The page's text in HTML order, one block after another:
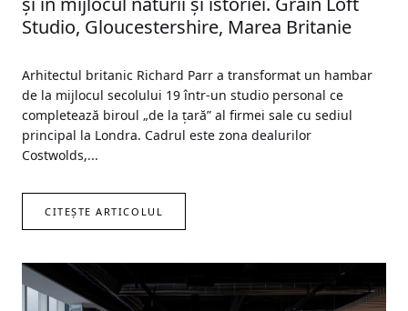
Studio, Gloucestershire, Marea Britanie
Arhitectul britanic Richard Parr a transformat un hambar
de la mijlocul secolului 19 într-un studio personal ce
completează biroul „de la ţară” al firmei sale cu sediul
principal la Londra. Cadrul este zona dealurilor
Costwolds,...
CITEȘTE ARTICOLUL